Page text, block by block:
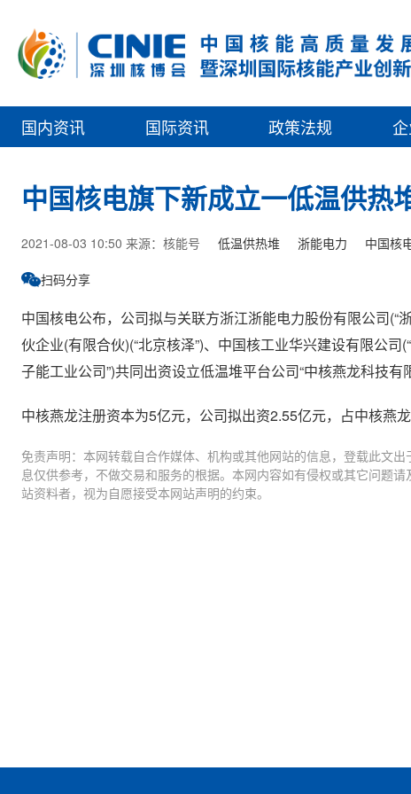
国内资讯 国际资讯 政策法规
中国核电旗下新成立一低温供热
2021-08-03 10:50 来源：核能号 低温供热堆 浙能电力 中国核
扫码分享
中国核电公布，公司拟与关联方浙江浙能电力股份有限公司(“
伙企业(有限合伙)(“北京核泽”)、中国核工业华兴建设有限公司
子能工业公司”)共同出资设立低温堆平台公司“中核燕龙科技有
中核燕龙注册资本为5亿元，公司拟出资2.55亿元，占中核燕
免责声明：本网转载自合作媒体、机构或其他网站的信息，登载此文
息仅供参考，不做交易和服务的根据。本网内容如有侵权或其它问题
站资料者，视为自愿接受本网站声明的约束。